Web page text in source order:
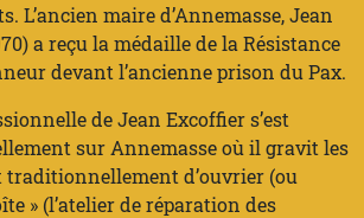
L’ancien maire d’Annemasse, Jean
a reçu la médaille de la Résistance
devant l’ancienne prison du Pax.
de Jean Excoffier s’est
sur Annemasse où il gravit les
traditionnellement d’ouvrier (ou
» (l’atelier de réparation des